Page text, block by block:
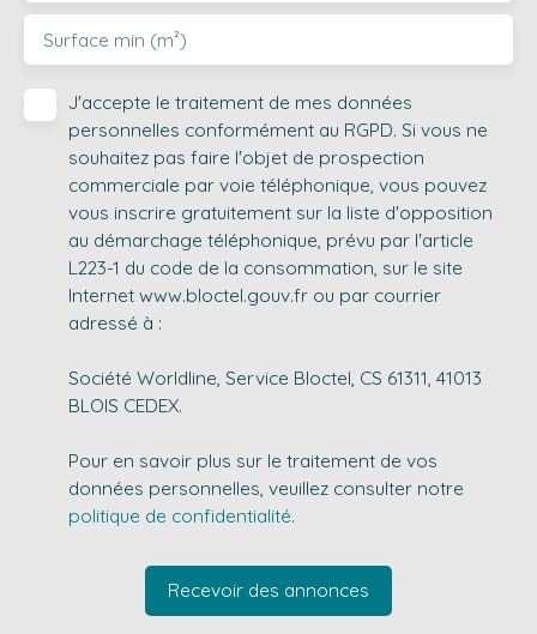
Surface min (m²)
J'accepte le traitement de mes données
personnelles conformément au RGPD. Si vous ne
souhaitez pas faire l'objet de prospection
commerciale par voie téléphonique, vous pouvez
vous inscrire gratuitement sur la liste d'opposition
au démarchage téléphonique, prévu par l'article
L223-1 du code de la consommation, sur le site
Internet www.bloctel.gouv.fr ou par courrier
adressé à :
Société Worldline, Service Bloctel, CS 61311, 41013
BLOIS CEDEX.
Pour en savoir plus sur le traitement de vos
données personnelles, veuillez consulter notre
politique de confidentialité.
Recevoir des annonces